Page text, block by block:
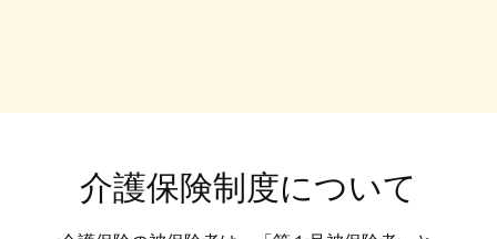
介護保険制度について